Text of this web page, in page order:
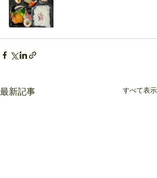
最新記事 すべて表示